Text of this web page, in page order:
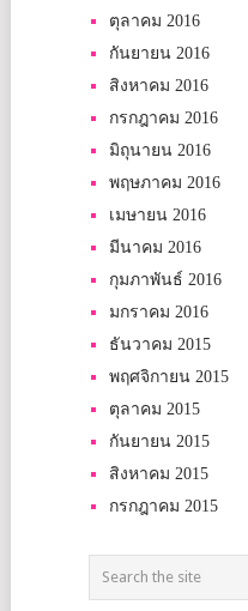
ตุลาคม 2016
กันยายน 2016
สิงหาคม 2016
กรกฎาคม 2016
มิถุนายน 2016
พฤษภาคม 2016
เมษายน 2016
มีนาคม 2016
กุมภาพันธ์ 2016
มกราคม 2016
ธันวาคม 2015
พฤศจิกายน 2015
ตุลาคม 2015
กันยายน 2015
สิงหาคม 2015
กรกฎาคม 2015